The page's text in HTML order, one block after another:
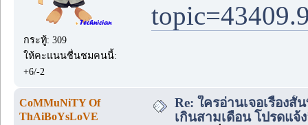
กระทู้: 309
ให้คะแนนชื่นชมคนนี้:
+6/-2
CoMMuNiTY Of
ThAiBoYsLoVE
Re: ใครอ่านเจอเรื่อง
เกินสามเดือน โปรดแจ้